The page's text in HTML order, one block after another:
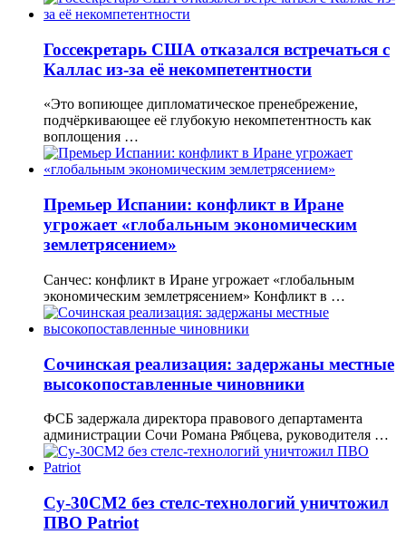
Госсекретарь США отказался встречаться с
Каллас из-за её некомпетентности
«Это вопиющее дипломатическое пренебрежение,
подчёркивающее её глубокую некомпетентность как
воплощения …
Премьер Испании: конфликт в Иране
угрожает «глобальным экономическим
землетрясением»
Санчес: конфликт в Иране угрожает «глобальным
экономическим землетрясением» Конфликт в …
Сочинская реализация: задержаны местные
высокопоставленные чиновники
ФСБ задержала директора правового департамента
администрации Сочи Романа Рябцева, руководителя …
Су-30СМ2 без стелс-технологий уничтожил
ПВО Patriot